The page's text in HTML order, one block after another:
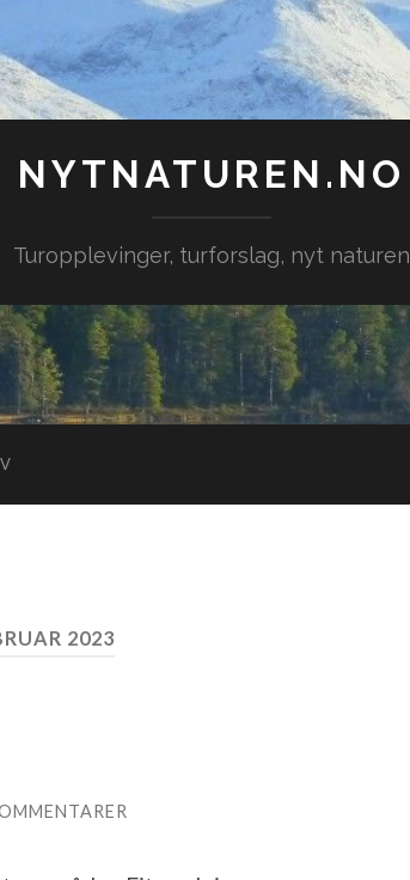
NYTNATUREN.NO
Turopplevinger, turforslag, nyt naturen
2023